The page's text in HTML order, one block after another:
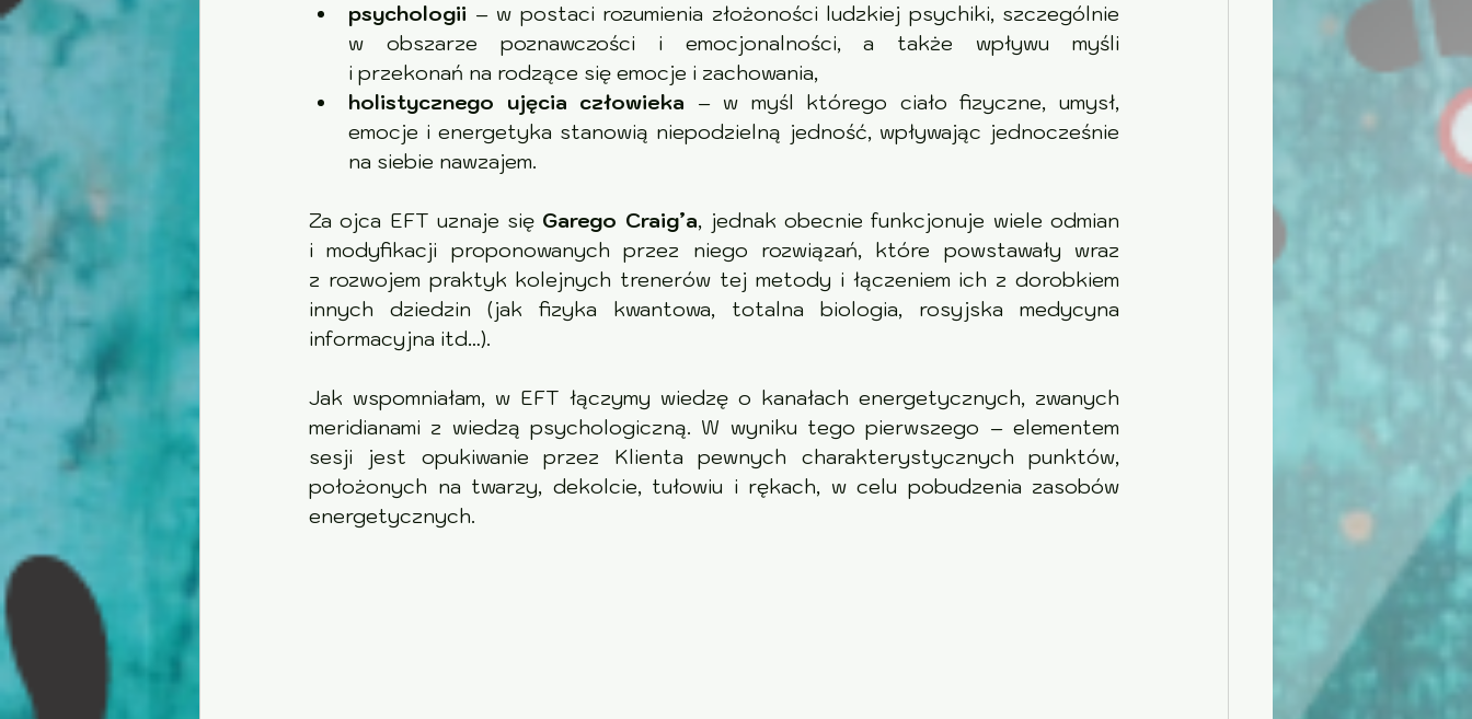
psychologii – w postaci rozumienia złożoności ludzkiej psychiki, szczególnie
w obszarze poznawczości i emocjonalności, a także wpływu myśli
i przekonań na rodzące się emocje i zachowania,
holistycznego ujęcia człowieka – w myśl którego ciało fizyczne, umysł,
emocje i energetyka stanowią niepodzielną jedność, wpływając jednocześnie
na siebie nawzajem.
Za ojca EFT uznaje się Garego Craig’a, jednak obecnie funkcjonuje wiele odmian
i modyfikacji proponowanych przez niego rozwiązań, które powstawały wraz
z rozwojem praktyk kolejnych trenerów tej metody i łączeniem ich z dorobkiem
innych dziedzin (jak fizyka kwantowa, totalna biologia, rosyjska medycyna
informacyjna itd…).
Jak wspomniałam, w EFT łączymy wiedzę o kanałach energetycznych, zwanych
meridianami z wiedzą psychologiczną. W wyniku tego pierwszego – elementem
sesji jest opukiwanie przez Klienta pewnych charakterystycznych punktów,
położonych na twarzy, dekolcie, tułowiu i rękach, w celu pobudzenia zasobów
energetycznych.